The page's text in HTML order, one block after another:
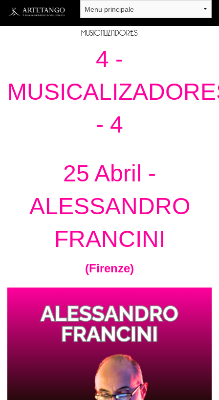
Salta al contenuto principale
MUSICALIZADORES
4 -
- 4
25 Abril -
ALESSANDRO
FRANCINI
(Firenze)